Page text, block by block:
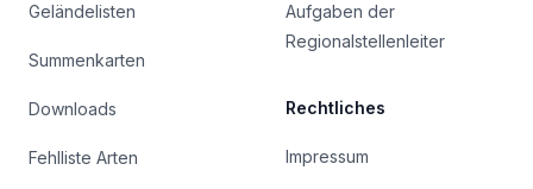
Geländelisten
Summenkarten
Downloads
Fehlliste Arten
Aufgaben der
Regionalstellenleiter
Rechtliches
Impressum